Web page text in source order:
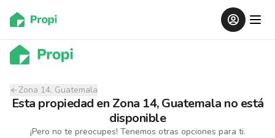
Zona 14, Guatemala
Esta propiedad en Zona 14, Guatemala no está
disponible
¡Pero no te preocupes! Tenemos otras opciones para ti.